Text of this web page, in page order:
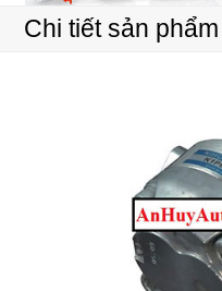
Chi tiết sản phẩm